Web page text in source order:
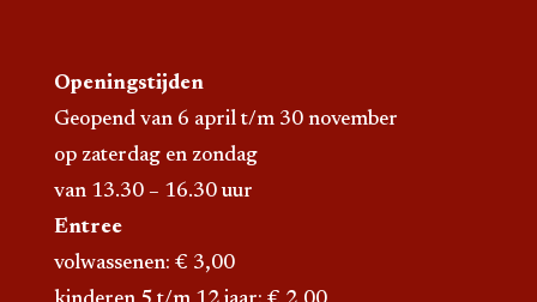
Openingstijden
Geopend van 6 april t/m 30 november
op zaterdag en zondag
van 13.30 – 16.30 uur
Entree
volwassenen: € 3,00